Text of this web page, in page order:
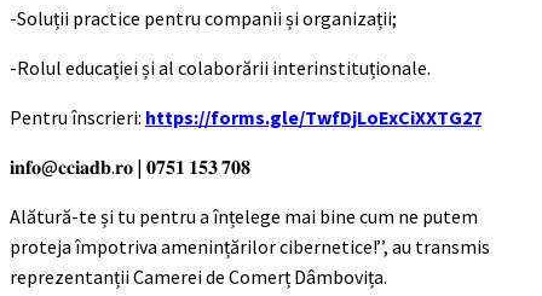
-Soluții practice pentru companii și organizații;
-Rolul educației și al colaborării interinstituționale.
Pentru înscrieri: https://forms.gle/TwfDjLoExCiXXTG27
𝐢𝐧𝐟𝐨@𝐜𝐜𝐢𝐚𝐝𝐛.𝐫𝐨 | 𝟎𝟕𝟓𝟏 𝟏𝟓𝟑 𝟕𝟎𝟖
Alătură-te și tu pentru a înțelege mai bine cum ne putem
proteja împotriva amenințărilor cibernetice!’’, au transmis
reprezentanții Camerei de Comerț Dâmbovița.